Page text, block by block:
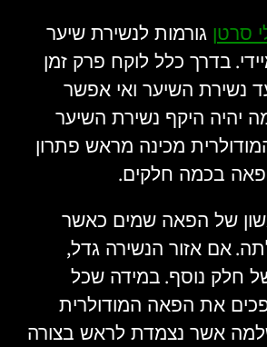
סרטן גורמות לנשירת שיער
. בדרך כלל לוקח פרק זמן
נשירת השיער ואי אפשר
יהיה היקף נשירת השיער
מכינה מראש פתרון
פאה בכמה חלקים.
של הפאה שמים כאשר
.אם אזור הנשירה גדל,
חלק נוסף. במידה שכל
את הפאה המודולרית
אשר נצמדת לראש בצורה